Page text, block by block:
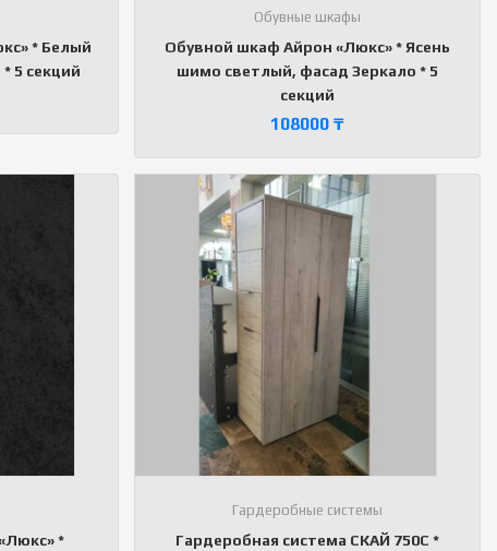
* Белый
5 секций
Обувные шкафы
Обувной шкаф Айрон «Люкс» * Ясень
шимо светлый, фасад Зеркало * 5
секций
108000 ₸
*
Гардеробные системы
Гардеробная система СКАЙ 750С *